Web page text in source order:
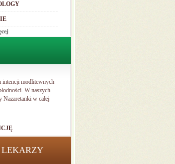
intencji modlitewnych
W naszych
Nazaretanki w całej